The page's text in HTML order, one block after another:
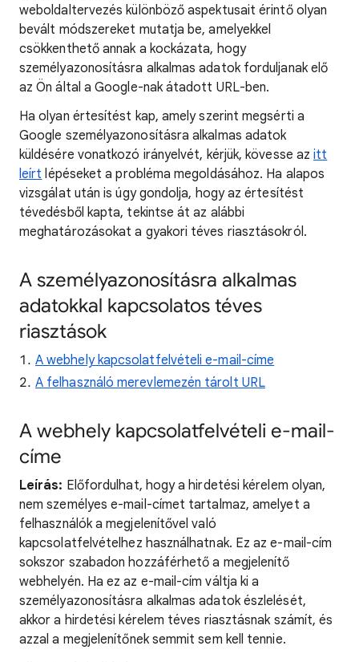
weboldaltervezés különböző aspektusait érintő olyan
bevált módszereket mutatja be, amelyekkel
csökkenthető annak a kockázata, hogy
személyazonosításra alkalmas adatok forduljanak elő
az Ön által a Google-nak átadott URL-ben.
Ha olyan értesítést kap, amely szerint megsérti a
Google személyazonosításra alkalmas adatok
küldésére vonatkozó irányelvét, kérjük, kövesse azitt
leírt lépéseket a probléma megoldásához. Ha alapos
vizsgálat után is úgy gondolja, hogy az értesítést
tévedésből kapta, tekintse át az alábbi
meghatározásokat a gyakori téves riasztásokról.
A személyazonosításra alkalmas
adatokkal kapcsolatos téves
riasztások
A webhely kapcsolatfelvételi e-mail-címe
A felhasználó merevlemezén tárolt URL
A webhely kapcsolatfelvételi e-mail-
címe
Leírás: Előfordulhat, hogy a hirdetési kérelem olyan,
nem személyes e-mail-címet tartalmaz, amelyet a
felhasználók a megjelenítővel való
kapcsolatfelvételhez használhatnak. Ez az e-mail-cím
sokszor szabadon hozzáférhető a megjelenítő
webhelyén. Ha ez az e-mail-cím váltja ki a
személyazonosításra alkalmas adatok észlelését,
akkor a hirdetési kérelem téves riasztásnak számít, és
azzal a megjelenítőnek semmit sem kell tennie.